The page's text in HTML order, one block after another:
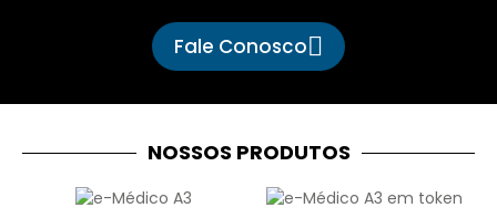
Fale Conosco
NOSSOS PRODUTOS